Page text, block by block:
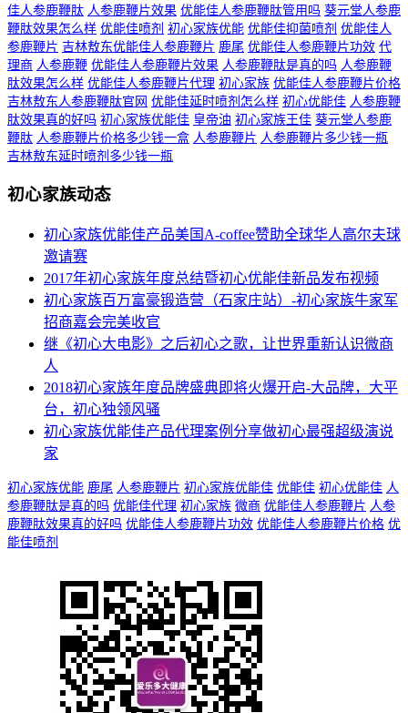
佳人参鹿鞭肽 人参鹿鞭片效果 优能佳人参鹿鞭肽管用吗 葵元堂人参鹿
鞭肽效果怎么样 优能佳喷剂 初心家族优能 优能佳抑菌喷剂 优能佳人
参鹿鞭片 吉林敖东优能佳人参鹿鞭片 鹿尾 优能佳人参鹿鞭片功效 代
理商 人参鹿鞭 优能佳人参鹿鞭片效果 人参鹿鞭肽是真的吗 人参鹿鞭
肽效果怎么样 优能佳人参鹿鞭片代理 初心家族 优能佳人参鹿鞭片价格
吉林敖东人参鹿鞭肽官网 优能佳延时喷剂怎么样 初心优能佳 人参鹿鞭
肽效果真的好吗 初心家族优能佳 皇帝油 初心家族王佳 葵元堂人参鹿
鞭肽 人参鹿鞭片价格多少钱一盒 人参鹿鞭片 人参鹿鞭片多少钱一瓶
吉林敖东延时喷剂多少钱一瓶
初心家族动态
初心家族优能佳产品美国A-coffee赞助全球华人高尔夫球
邀请赛
2017年初心家族年度总结暨初心优能佳新品发布视频
初心家族百万富豪锻造营（石家庄站）-初心家族牛家军
招商嘉会完美收官
继《初心大电影》之后初心之歌，让世界重新认识微商
人
2018初心家族年度品牌盛典即将火爆开启-大品牌，大平
台，初心独领风骚
初心家族优能佳产品代理案例分享做初心最强超级演说
家
初心家族优能 鹿尾 人参鹿鞭片 初心家族优能佳 优能佳 初心优能佳 人
参鹿鞭肽是真的吗 优能佳代理 初心家族 微商 优能佳人参鹿鞭片 人参
鹿鞭肽效果真的好吗 优能佳人参鹿鞭片功效 优能佳人参鹿鞭片价格 优
能佳喷剂